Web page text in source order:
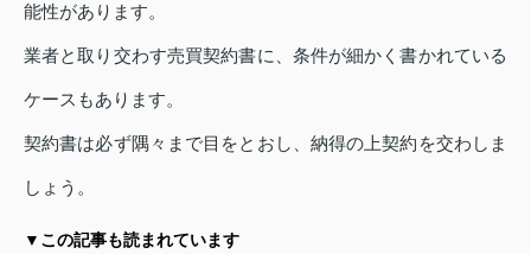
能性があります。
業者と取り交わす売買契約書に、条件が細かく書かれている
ケースもあります。
契約書は必ず隅々まで目をとおし、納得の上契約を交わしま
しょう。
▼この記事も読まれています